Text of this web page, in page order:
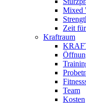
Mixed
Zeit
Kraftraum
Team
Kosten